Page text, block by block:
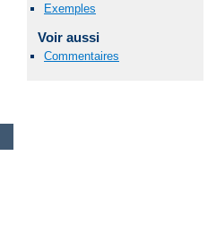
Exemples
Voir aussi
Commentaires